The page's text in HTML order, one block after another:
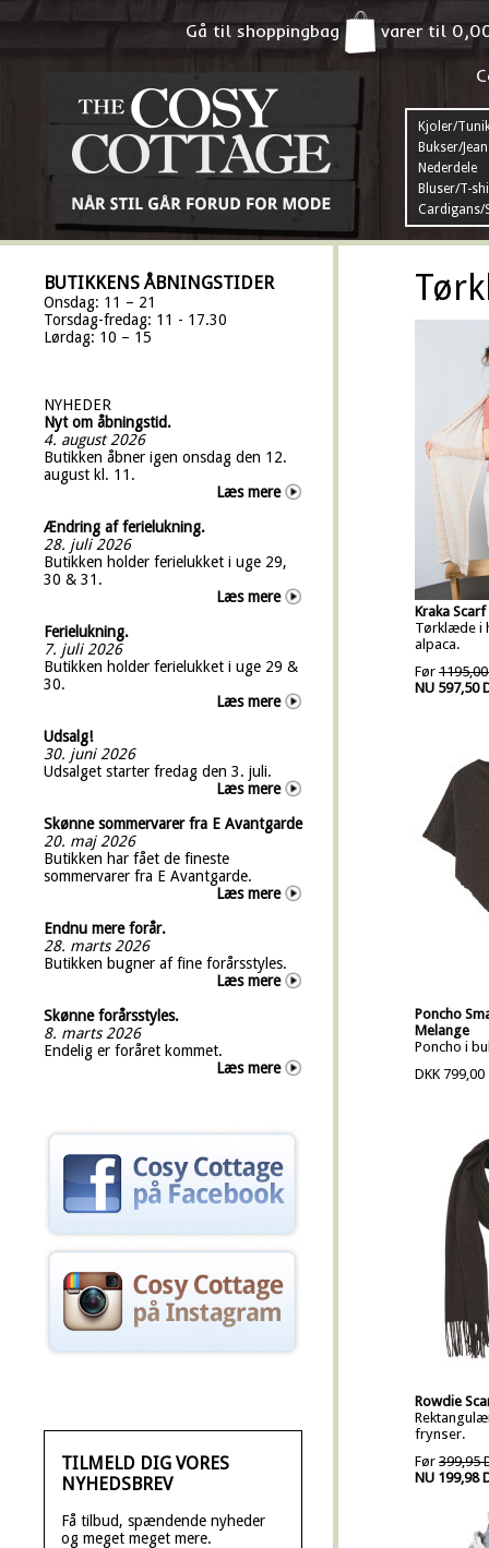
Gå til shoppingbag varer til
Kjoler/
Bukser/
Nederdele
Bluser/T-
Cardigans/
BUTIKKENS ÅBNINGSTIDER
Onsdag: 11 – 21
Torsdag-fredag: 11 - 17.30
Lørdag: 10 – 15
NYHEDER
Nyt om åbningstid.
4. august 2026
Butikken åbner igen onsdag den 12.
august kl. 11.
Læs mere
Ændring af ferielukning.
28. juli 2026
Butikken holder ferielukket i uge 29,
30 & 31.
Læs mere
Ferielukning.
7. juli 2026
Butikken holder ferielukket i uge 29 &
30.
Læs mere
Udsalg!
30. juni 2026
Udsalget starter fredag den 3. juli.
Læs mere
Skønne sommervarer fra E Avantgarde
20. maj 2026
Butikken har fået de fineste
sommervarer fra E Avantgarde.
Læs mere
Endnu mere forår.
28. marts 2026
Butikken bugner af fine forårsstyles.
Læs mere
Skønne forårsstyles.
8. marts 2026
Endelig er foråret kommet.
Læs mere
TILMELD DIG VORES
NYHEDSBREV
Få tilbud, spændende nyheder
og meget meget mere.
Kraka
Tørklæde i
alpaca.
Før 1195,00
NU 597,50
Poncho
Melange
Poncho i
DKK 799,00
Rowdie
frynser.
Før 399,95
NU 199,98